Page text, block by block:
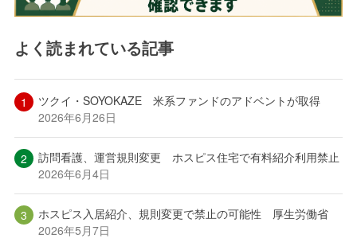
よく読まれている記事
ツクイ・SOYOKAZE 米系ファンドのアドベントが取得
2026年6月26日
訪問看護、運営規則変更 ホスピス住宅で有料紹介利用禁止
2026年6月4日
ホスピス入居紹介、規則変更で禁止の可能性 厚生労働省
2026年5月7日